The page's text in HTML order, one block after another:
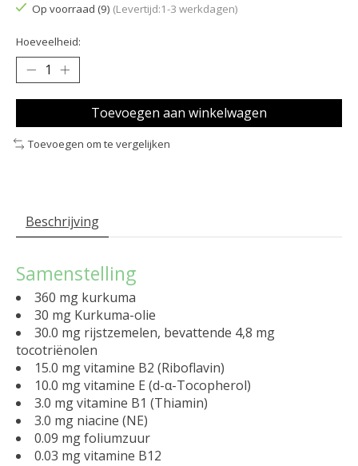
Op voorraad (9) (Levertijd:1-3 werkdagen)
Hoeveelheid:
Toevoegen aan winkelwagen
Toevoegen om te vergelijken
Beschrijving
Samenstelling
360 mg kurkuma
30 mg Kurkuma-olie
30.0 mg rijstzemelen, bevattende 4,8 mg
tocotriënolen
15.0 mg vitamine B2 (Riboflavin)
10.0 mg vitamine E (d-α-Tocopherol)
3.0 mg vitamine B1 (Thiamin)
3.0 mg niacine (NE)
0.09 mg foliumzuur
0.03 mg vitamine B12